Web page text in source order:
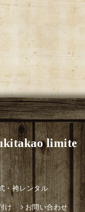
limite
・袴レンタル
け お問い合わせ